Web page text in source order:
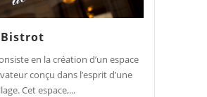
Bistrot
en la création d’un espace
conçu dans l’esprit d’une
Cet espace,...